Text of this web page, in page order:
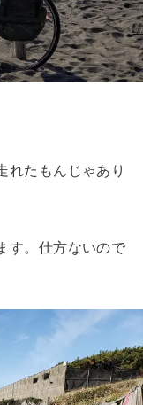
れたもんじゃあり
す。仕方ないので